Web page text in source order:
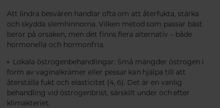
Att lindra besvären handlar ofta om att återfukta, stärka
och skydda slemhinnorna. Vilken metod som passar bäst
beror på orsaken, men det finns flera alternativ – både
hormonella och hormonfria.
Lokala östrogenbehandlingar: Små mängder östrogen i
form av vaginalkrämer eller pessar kan hjälpa till att
återställa fukt och elasticitet (4, 6). Det är en vanlig
behandling vid östrogenbrist, särskilt under och efter
klimakteriet.